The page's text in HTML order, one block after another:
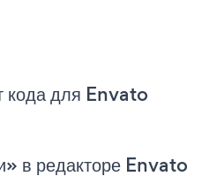
для Envato
в редакторе Envato